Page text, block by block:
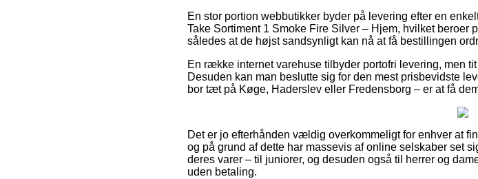
En stor portion webbutikker byder på levering efter en
Take Sortiment 1 Smoke Fire Silver – Hjem, hvilket
således at de højst sandsynligt kan nå at få bestillingen
En række internet varehuse tilbyder portofri levering, men
Desuden kan man beslutte sig for den mest prisbevidste
bor tæt på Køge, Haderslev eller Fredensborg – er at få
Det er jo efterhånden vældig overkommeligt for enhver at
og på grund af dette har massevis af online selskaber set
deres varer – til juniorer, og desuden også til herrer og
uden betaling.